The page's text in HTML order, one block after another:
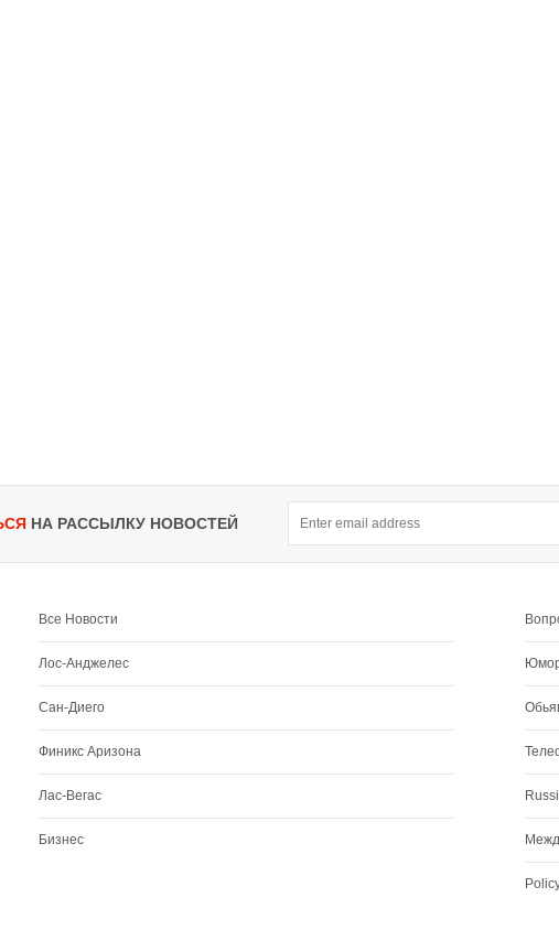
НА РАССЫЛКУ НОВОСТЕЙ
Все Новости
Лос-Анджелес
Сан-Диего
Финикс Аризона
Лас-Вегас
Бизнес